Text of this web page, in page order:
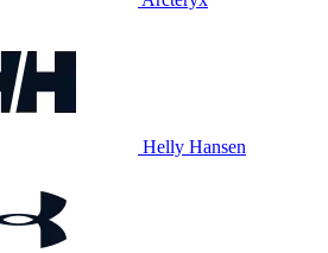
Helly Hansen